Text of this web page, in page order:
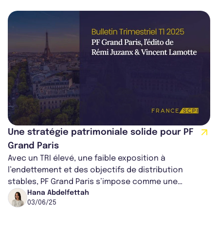
Une stratégie patrimoniale solide pour PF
Grand Paris
Avec un TRI élevé, une faible exposition à
l’endettement et des objectifs de distribution
stables, PF Grand Paris s’impose comme une
référence durable sur le marché des SCPI.
Hana Abdelfettah
03/06/25